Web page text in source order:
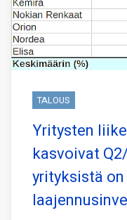
TALOUS
Yritysten
kasvoivat
yrityksistä